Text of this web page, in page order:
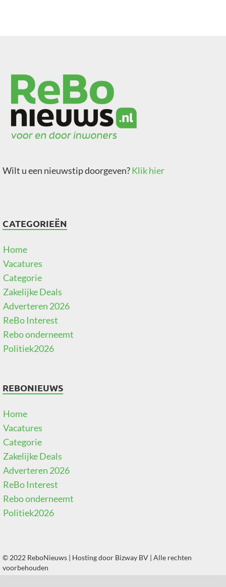
Wilt u een nieuwstip doorgeven?Klik hier
CATEGORIEËN
Home
Vacatures
Categorie
Zakelijke Deals
Adverteren 2026
ReBo Interest
Rebo onderneemt
Politiek2026
REBONIEUWS
Home
Vacatures
Categorie
Zakelijke Deals
Adverteren 2026
ReBo Interest
Rebo onderneemt
Politiek2026
© 2022 ReboNieuws | Hosting door Bizway BV | Alle rechten
voorbehouden